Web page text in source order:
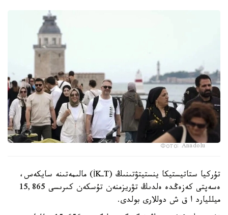
Фото: Anadolu
تۇركيا ستاتيستيكا ينستيتۋتىنىڭ (TـİK) مالىمەتىنە سايكەس،
ەسەپتى كەزەڭدە ەلدىڭ تۋريزمنەن تۇسكەن كىرىسى 15,865
ميلليارد ا ق ش دوللارى بولدى.